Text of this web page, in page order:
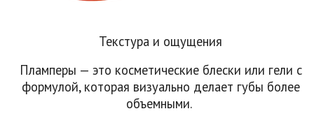
Текстура и ощущения
Пламперы — это косметические блески или гели с
формулой, которая визуально делает губы более
объемными.